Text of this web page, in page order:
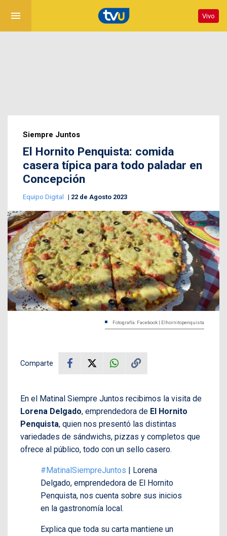
menu Vivo
Siempre Juntos
El Hornito Penquista: comida
casera típica para todo paladar en
Concepción
Equipo Digital 22 de Agosto 2023
Fotografía: Facebook | Elhornitopenquista
Comparte
En el Matinal Siempre Juntos recibimos la visita de
Lorena Delgado, emprendedora de El Hornito
Penquista, quien nos presentó las distintas
variedades de sándwichs, pizzas y completos que
ofrece al público, todo con un sello casero.
#MatinalSiempreJuntos | Lorena
Delgado, emprendedora de El Hornito
Penquista, nos cuenta sobre sus inicios
en la gastronomía local.
Explica que toda su carta mantiene un